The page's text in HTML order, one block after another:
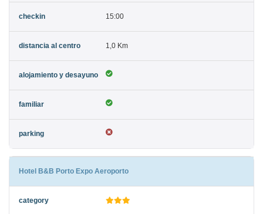
15:00
1,0 Km
Hotel B&B Porto Expo Aeroporto